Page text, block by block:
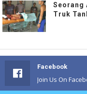
Seorang
Truk
Facebook
Join Us On